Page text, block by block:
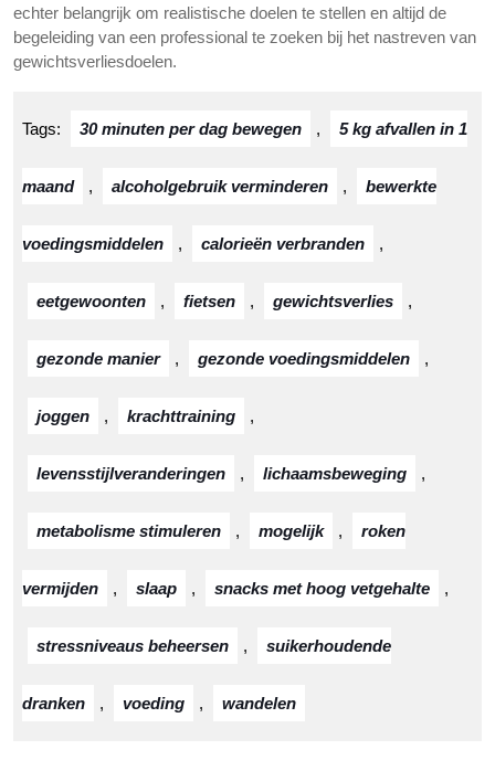
echter belangrijk om realistische doelen te stellen en altijd de
begeleiding van een professional te zoeken bij het nastreven van
gewichtsverliesdoelen.
Tags: 30 minuten per dag bewegen , 5 kg afvallen in 1
maand , alcoholgebruik verminderen , bewerkte
voedingsmiddelen , calorieën verbranden ,
eetgewoonten , fietsen , gewichtsverlies ,
gezonde manier , gezonde voedingsmiddelen ,
joggen , krachttraining ,
levensstijlveranderingen , lichaamsbeweging ,
metabolisme stimuleren , mogelijk , roken
vermijden , slaap , snacks met hoog vetgehalte ,
stressniveaus beheersen , suikerhoudende
dranken , voeding , wandelen